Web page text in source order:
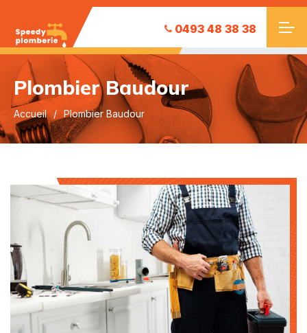
0493 48 38 38
Plombier Baudour
Accueil Plombier Baudour